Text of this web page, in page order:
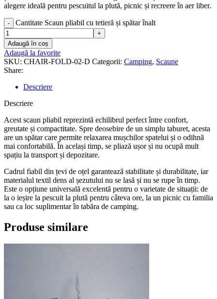
alegere ideală pentru pescuitul la plută, picnic și recreere în aer liber.
Cantitate Scaun pliabil cu tetieră și spătar înalt
Adaugă în coș
Adaugă la favorite
SKU: CHAIR-FOLD-02-D Categorii: Camping, Scaune
Share:
Descriere
Descriere
Acest scaun pliabil reprezintă echilibrul perfect între confort,
greutate și compactitate. Spre deosebire de un simplu taburet, acesta
are un spătar care permite relaxarea mușchilor spatelui și o odihnă
mai confortabilă. În același timp, se pliază ușor și nu ocupă mult
spațiu la transport și depozitare.
Cadrul fiabil din țevi de oțel garantează stabilitate și durabilitate, iar
materialul textil dens al șezutului nu se lasă și nu se rupe în timp.
Este o opțiune universală excelentă pentru o varietate de situații: de
la o ieșire la pescuit la plută pentru câteva ore, la un picnic cu familia
sau ca loc suplimentar în tabăra de camping.
Produse similare